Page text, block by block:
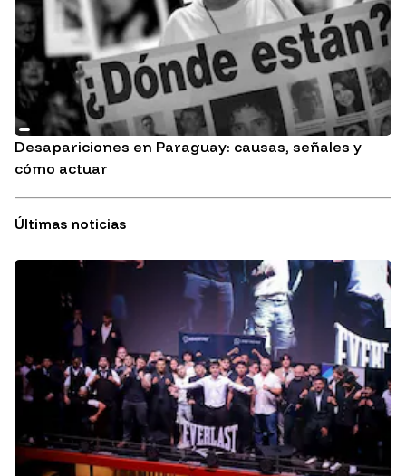
Desapariciones en Paraguay: causas, señales y
cómo actuar
Últimas noticias